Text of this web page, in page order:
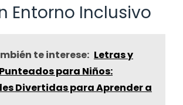
Entorno Inclusivo
te interese: Letras y
para Niños:
Divertidas para Aprender a